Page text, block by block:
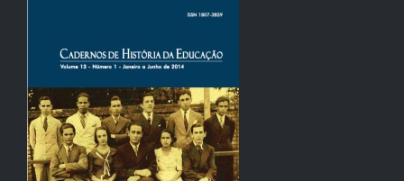
lateral
artigos